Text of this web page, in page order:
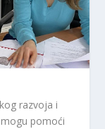
razvoja i
pomoći